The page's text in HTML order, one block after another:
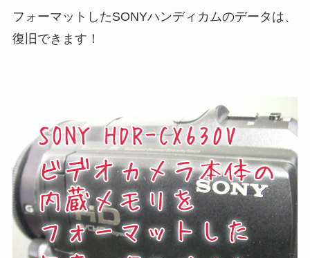
フォーマットしたSONYハンディカムのデータは、
復旧できます！